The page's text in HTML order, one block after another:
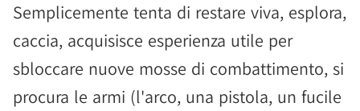
Semplicemente tenta di restare viva, esplora,
caccia, acquisisce esperienza utile per
sbloccare nuove mosse di combattimento, si
procura le armi (l'arco, una pistola, un fucile